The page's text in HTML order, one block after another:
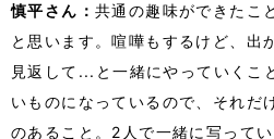
慎平さん： 共通の趣味ができたこ
と思います。喧嘩もするけど、出
見返して...と一緒にやっていくこ
いものになっているので、それだ
のあること。2人で一緒に写って